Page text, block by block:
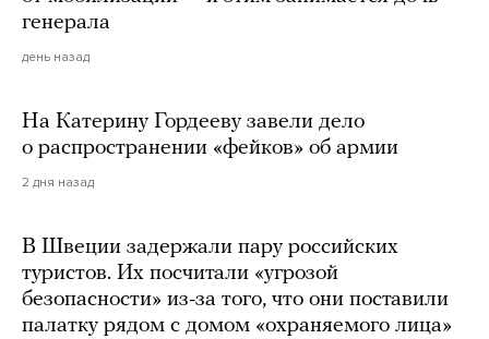
генерала
день назад
На Катерину Гордееву завели дело
о распространении «фейков» об армии
2 дня назад
В Швеции задержали пару российских
туристов. Их посчитали «угрозой
безопасности» из-за того, что они поставили
палатку рядом с домом «охраняемого лица»